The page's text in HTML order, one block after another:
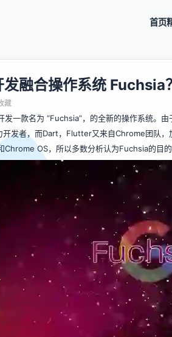
首页
融合操作系统 Fuchsia？
藏
发一款名为 “Fuchsia”，的全新的操作系统。
发者，而Dart，Flutter又来自Chrome团队
OS，所以多数分析认为Fuchsia的目